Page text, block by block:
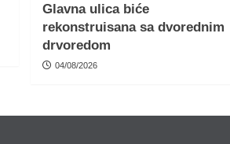
Glavna ulica biće
rekonstruisana sa dvorednim
drvoredom
04/08/2026